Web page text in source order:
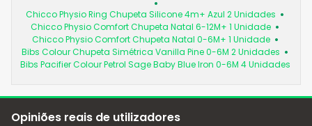
Chicco Physio Ring Chupeta Silicone 4m+ Azul 2 Unidades
Chicco Physio Comfort Chupeta Natal 6-12M+ 1 Unidade
Chicco Physio Comfort Chupeta Natal 0-6M+ 1 Unidade
Bibs Colour Chupeta Simétrica Vanilla Pine 0-6M 2 Unidades
Bibs Pacifier Colour Petrol Sage Baby Blue Iron 0-6M 4 Unidades
Opiniões reais de utilizadores